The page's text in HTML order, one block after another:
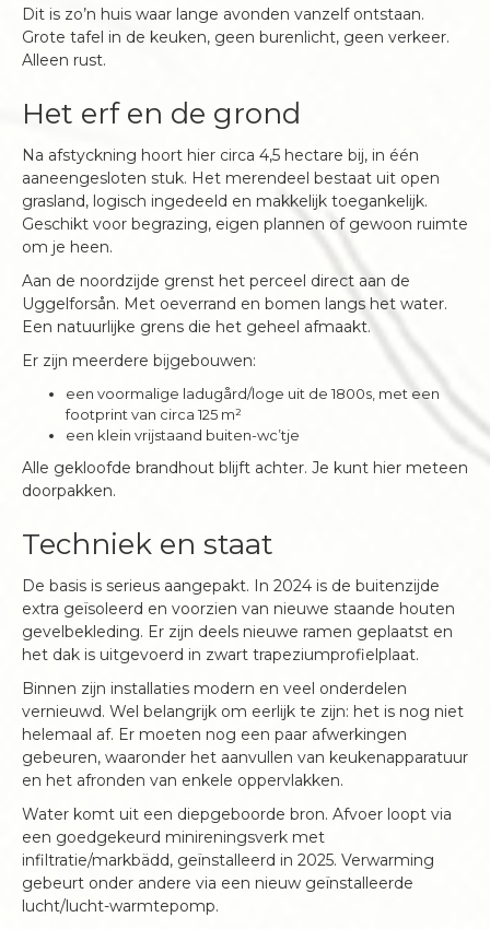
Dit is zo’n huis waar lange avonden vanzelf ontstaan.
Grote tafel in de keuken, geen burenlicht, geen verkeer.
Alleen rust.
Het erf en de grond
Na afstyckning hoort hier circa 4,5 hectare bij, in één
aaneengesloten stuk. Het merendeel bestaat uit open
grasland, logisch ingedeeld en makkelijk toegankelijk.
Geschikt voor begrazing, eigen plannen of gewoon ruimte
om je heen.
Aan de noordzijde grenst het perceel direct aan de
Uggelforsån. Met oeverrand en bomen langs het water.
Een natuurlijke grens die het geheel afmaakt.
Er zijn meerdere bijgebouwen:
een voormalige ladugård/loge uit de 1800s, met een
footprint van circa 125 m²
een klein vrijstaand buiten-wc’tje
Alle gekloofde brandhout blijft achter. Je kunt hier meteen
doorpakken.
Techniek en staat
De basis is serieus aangepakt. In 2024 is de buitenzijde
extra geïsoleerd en voorzien van nieuwe staande houten
gevelbekleding. Er zijn deels nieuwe ramen geplaatst en
het dak is uitgevoerd in zwart trapeziumprofielplaat.
Binnen zijn installaties modern en veel onderdelen
vernieuwd. Wel belangrijk om eerlijk te zijn: het is nog niet
helemaal af. Er moeten nog een paar afwerkingen
gebeuren, waaronder het aanvullen van keukenapparatuur
en het afronden van enkele oppervlakken.
Water komt uit een diepgeboorde bron. Afvoer loopt via
een goedgekeurd minireningsverk met
infiltratie/markbädd, geïnstalleerd in 2025. Verwarming
gebeurt onder andere via een nieuw geïnstalleerde
lucht/lucht-warmtepomp.